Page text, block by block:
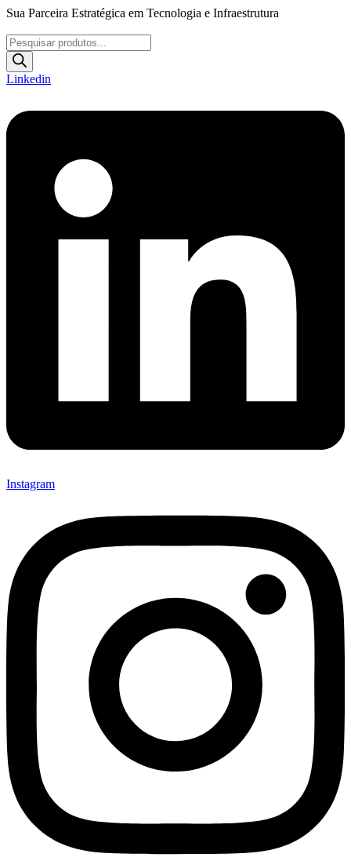
Ir
o
conteúdo
Sua Parceira Estratégica em Tecnologia e Infraestrutura
Pesquisar
produtos
Linkedin
Instagram